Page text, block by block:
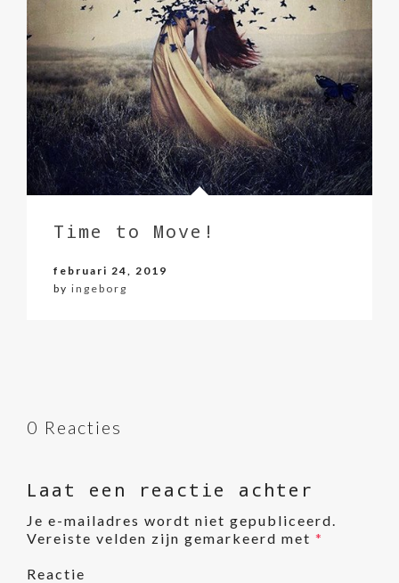
Time to Move!
februari 24, 2019
by ingeborg
0 Reacties
Laat een reactie achter
Je e-mailadres wordt niet gepubliceerd.
Vereiste velden zijn gemarkeerd met *
Reactie